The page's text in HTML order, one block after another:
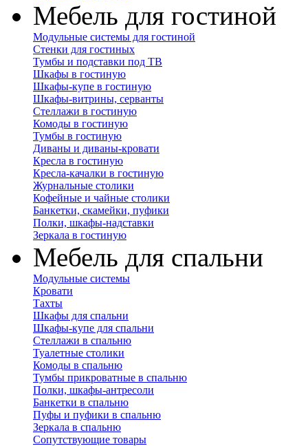
Мебель для гостиной
Модульные системы для гостиной
Стенки для гостиных
Тумбы и подставки под ТВ
Шкафы в гостиную
Шкафы-купе в гостиную
Шкафы-витрины, серванты
Стеллажи в гостиную
Комоды в гостиную
Тумбы в гостиную
Диваны и диваны-кровати
Кресла в гостиную
Кресла-качалки в гостиную
Журнальные столики
Кофейные и чайные столики
Банкетки, скамейки, пуфики
Полки, шкафы-надставки
Зеркала в гостиную
Мебель для спальни
Модульные системы
Кровати
Тахты
Шкафы для спальни
Шкафы-купе для спальни
Стеллажи в спальню
Туалетные столики
Комоды в спальню
Тумбы прикроватные в спальню
Полки, шкафы-антресоли
Банкетки в спальню
Пуфы и пуфики в спальню
Зеркала в спальню
Сопутствующие товары